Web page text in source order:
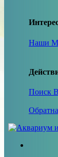
Наши
Поиск